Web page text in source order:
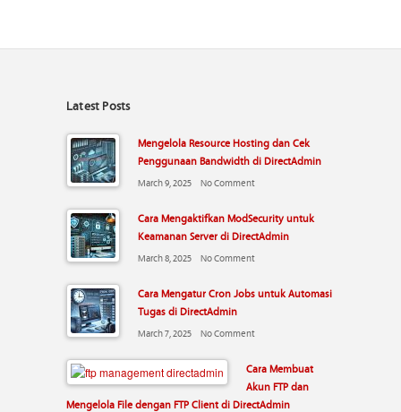
Latest Posts
Mengelola Resource Hosting dan Cek
Penggunaan Bandwidth di DirectAdmin
March 9, 2025 No Comment
Cara Mengaktifkan ModSecurity untuk
Keamanan Server di DirectAdmin
March 8, 2025 No Comment
Cara Mengatur Cron Jobs untuk Automasi
Tugas di DirectAdmin
March 7, 2025 No Comment
Cara Membuat
Akun FTP dan
Mengelola File dengan FTP Client di DirectAdmin